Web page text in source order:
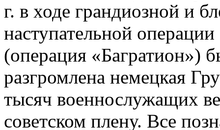
г. в ходе грандиозной и
наступательной
(операция «Багратион»)
разгромлена немецкая
тысяч военнослужащих
советском плену. Все